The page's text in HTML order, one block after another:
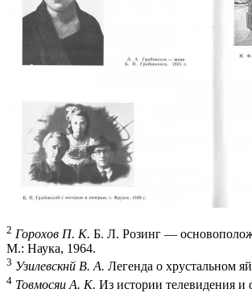
2 Горохов П. К. Б. Л. Розинг —
М.: Наука, 1964.
3 Узилевскнй В. А. Легенда о хрустальном
4 Товмосяи А. К. Из истории телевидения